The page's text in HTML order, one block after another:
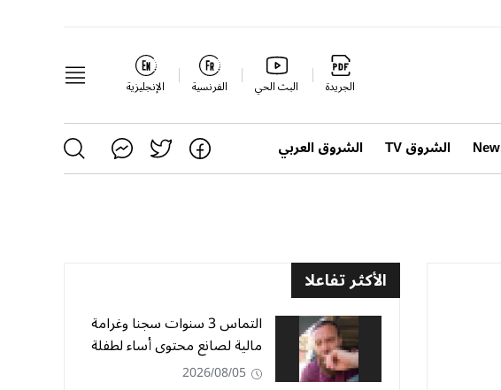
الجريدة البث الحي الفرنسية الإنجليزية
الشروق TV الشروق العربي
الأكثر تفاعلا
التماس 3 سنوات سجنا وغرامة
مالية لصانع محتوى أساء لطفلة
2026/08/05